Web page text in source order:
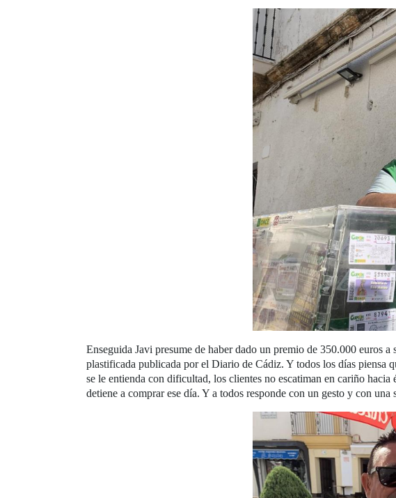
Enseguida Javi presume de haber dado un premio de 350.000 euros
plastificada publicada por el Diario de Cádiz. Y todos los días piensa
se le entienda con dificultad, los clientes no escatiman en cariño
detiene a comprar ese día. Y a todos responde con un gesto y con una